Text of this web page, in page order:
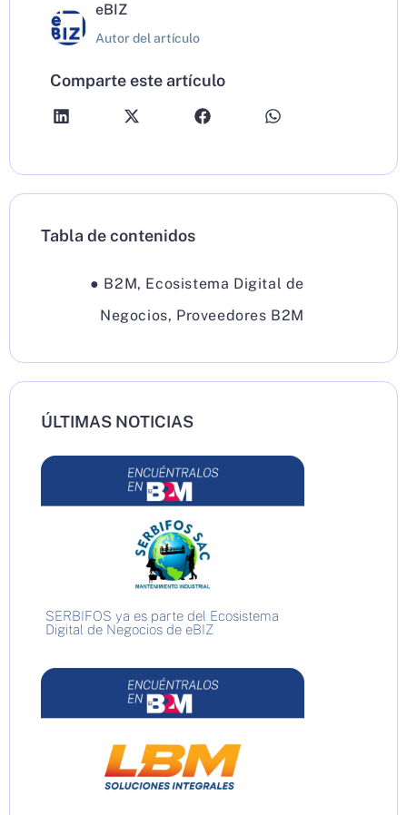
eBIZ
Autor del artículo
Comparte este artículo
Tabla de contenidos
● B2M, Ecosistema Digital de
Negocios, Proveedores B2M
ÚLTIMAS NOTICIAS
SERBIFOS ya es parte del Ecosistema
Digital de Negocios de eBIZ